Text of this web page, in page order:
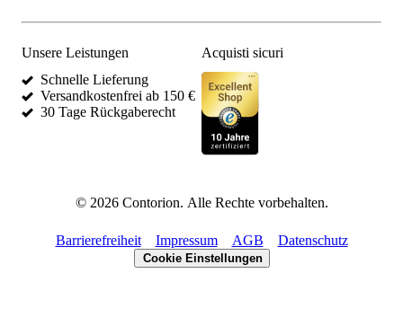
Unsere Leistungen
Schnelle Lieferung
Versandkostenfrei ab 150 €
30 Tage Rückgaberecht
Acquisti sicuri
© 2026Contorion. Alle Rechte vorbehalten.
Barrierefreiheit Impressum AGB Datenschutz
Cookie Einstellungen